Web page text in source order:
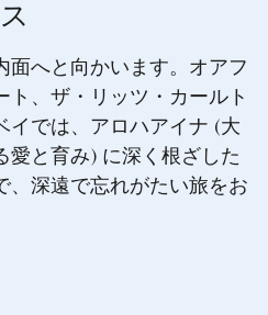
面へと向かいます。オアフ
ト、ザ・リッツ・カールト
イでは、アロハアイナ (大
愛と育み) に深く根ざした
、深遠で忘れがたい旅をお